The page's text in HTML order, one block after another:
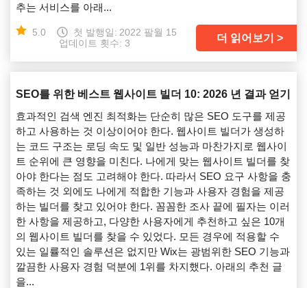
추는 서비스를 아래...
5.0 첫 발행일: 2022 팔월 15
업데이트 횟수: 3
더 읽어보기
SEO를 위한 베스트 웹사이트 빌더 10: 2026 년 결과 얻기
효과적인 검색 엔진 최적화는 단순히 많은 SEO 도구를 제공
하고 사용하는 것 이상이어야 한다. 웹사이트 빌더가 생성하
는 코드 구조는 로딩 속도 및 일반 성능과 마찬가지로 웹사이
트 순위에 큰 영향을 미친다. 나에게 맞는 웹사이트 빌더를 찾
아야 한다는 점도 고려해야 한다. 따라서 SEO 요구 사항을 충
족하는 것 외에도 나에게 적합한 기능과 사용자 경험을 제공
하는 빌더를 찾고 있어야 한다. 꼼꼼한 조사 끝에 필자는 이러
한 사항을 제공하고, 다양한 사용자에게 추천하고 싶은 10개
의 웹사이트 빌더를 찾을 수 있었다. 모든 경우에 적용할 수
있는 일률적인 솔루션은 없지만 Wix는 광범위한 SEO 기능과
깔끔한 사용자 경험 덕분에 1위를 차지했다. 아래의 추천 글
을...